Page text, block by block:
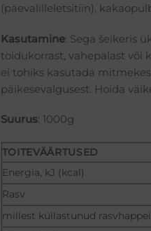
(päevalilleletsitiin),
Kasutamine: Sega šeikeris
toidukorrast, vahepalast või
ei tohiks kasutada
päikesevalgusest. Hoida
Suurus: 1000g
TOITEVÄÄRTUSED
Energia, kJ (kcal)
Rasv
millest küllastunud